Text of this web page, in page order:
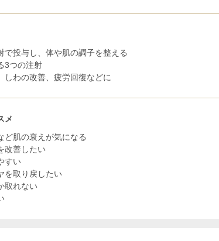
で投与し、体や肌の調子を整える
3つの注射
しわの改善、疲労回復などに
メ
ど肌の衰えが気になる
改善したい
すい
を取り戻したい
取れない